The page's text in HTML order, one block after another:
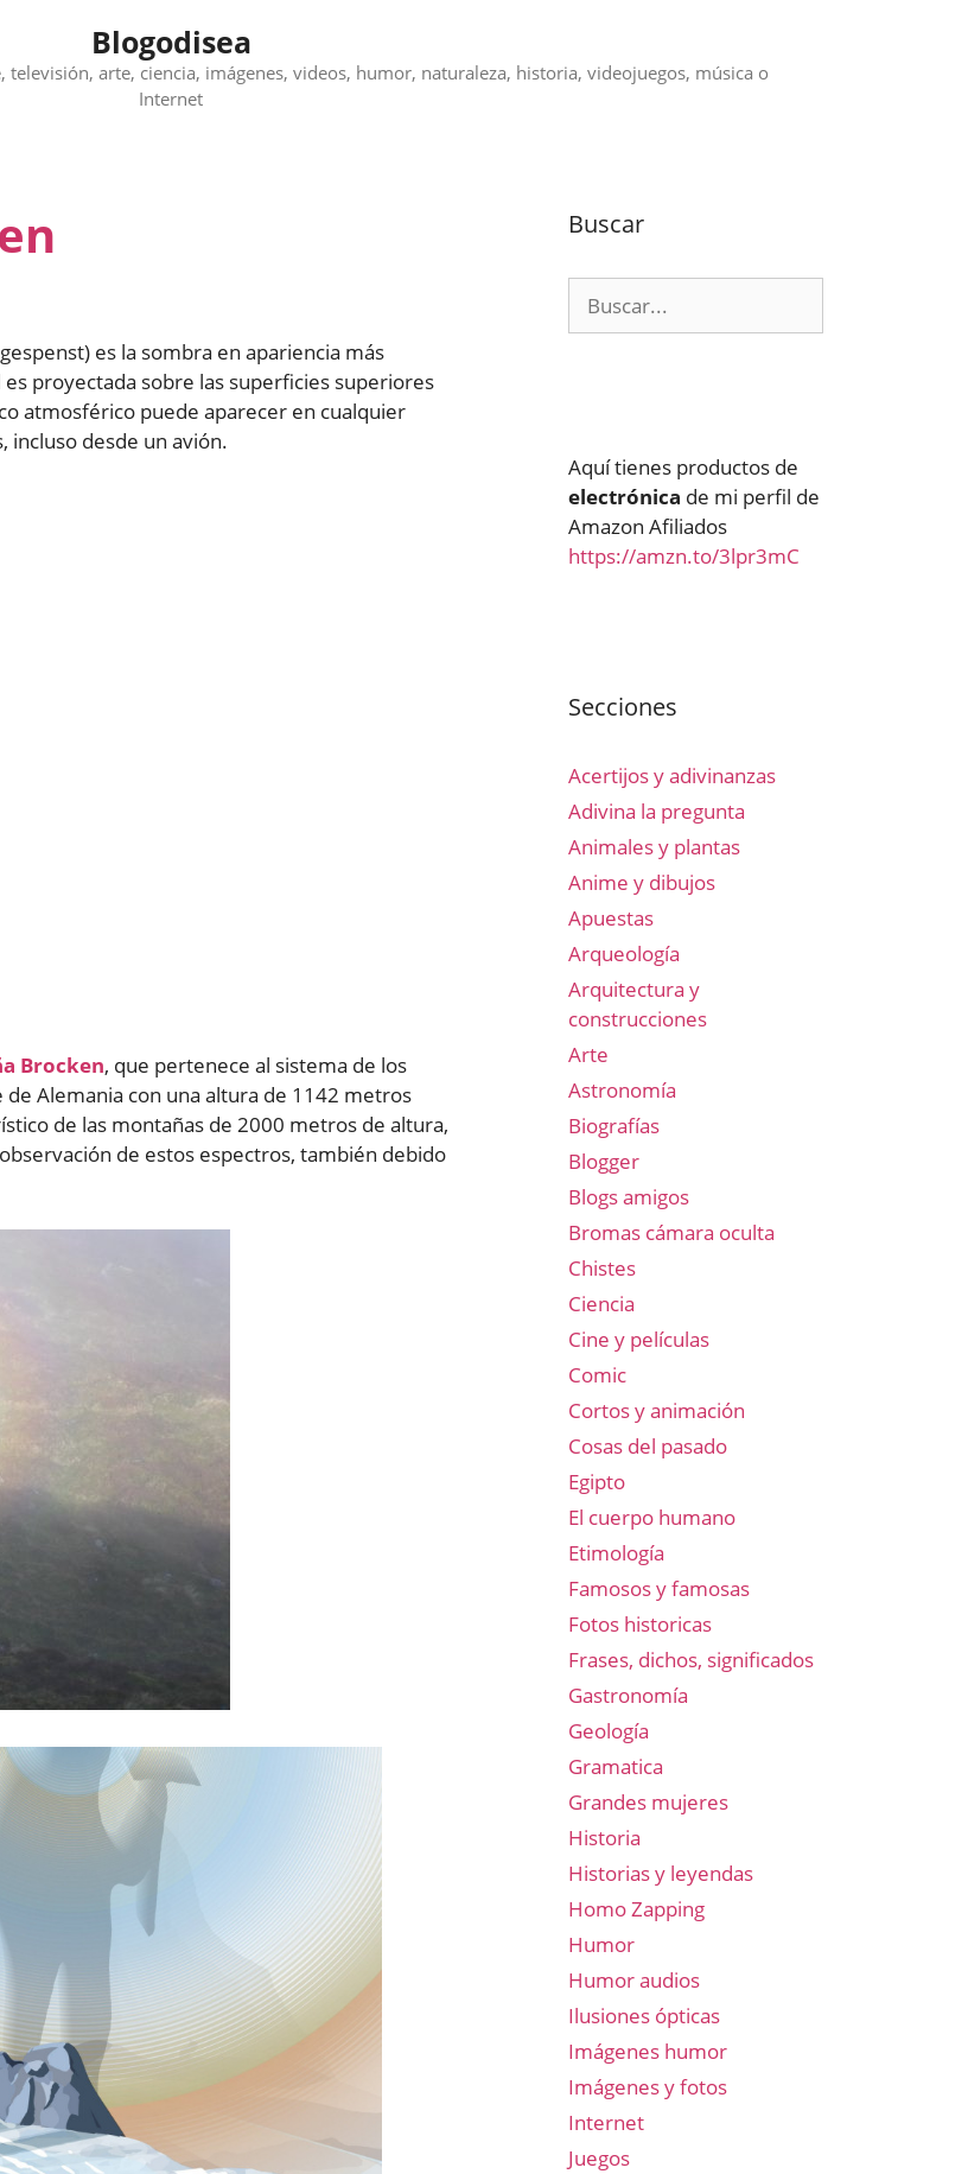
Blogodisea
televisión, arte, ciencia, imágenes, videos, humor, naturaleza, historia, videojuegos, música o
Internet
es la sombra en apariencia más
proyectada sobre las superficies superiores
atmosférico puede aparecer en cualquier
incluso desde un avión.
Brocken, que pertenece al sistema de los
Alemania con una altura de 1142 metros
de las montañas de 2000 metros de altura,
de estos espectros, también debido
Buscar
Aquí tienes productos de
electrónica de mi perfil de
Amazon Afiliados
https://amzn.to/3lpr3mC
Secciones
Acertijos y adivinanzas
Adivina la pregunta
Animales y plantas
Anime y dibujos
Apuestas
Arqueología
Arquitectura y
construcciones
Arte
Astronomía
Biografías
Blogger
Blogs amigos
Bromas cámara oculta
Chistes
Ciencia
Cine y películas
Comic
Cortos y animación
Cosas del pasado
Egipto
El cuerpo humano
Etimología
Famosos y famosas
Fotos historicas
Frases, dichos, significados
Gastronomía
Geología
Gramatica
Grandes mujeres
Historia
Historias y leyendas
Homo Zapping
Humor
Humor audios
Ilusiones ópticas
Imágenes humor
Imágenes y fotos
Internet
Juegos